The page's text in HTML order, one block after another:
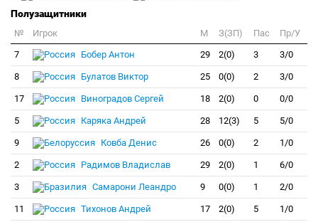
Полузащитники
№ Игрок M З(ЗП) Пас
Пр/У
7
Бобер Антон 29 2(0) 3 3/0
8 Булатов Виктор 25 0(0) 2 3/0
17 Виноградов Сергей 18 2(0) 0 0/0
5 Каряка Андрей 28 12(3) 5 5/0
9 Ковба Денис 26 0(0) 2 1/0
2 Радимов Владислав 29 2(0) 1 6/0
3 Самарони Леандро 9 0(0) 1 2/0
11 Тихонов Андрей 17 2(0) 5 1/0